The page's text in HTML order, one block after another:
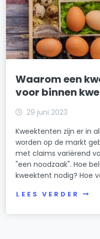
Waarom een
voor binnen
29 juni 2023
Kweektenten zijn er in
worden op de markt
met claims variërend
"een noodzaak". Hoe
kweektent nodig? Hoe
LEES VERDER